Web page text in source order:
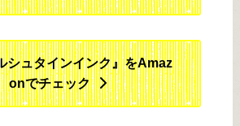
シュタインインク』をAmaz
onでチェック